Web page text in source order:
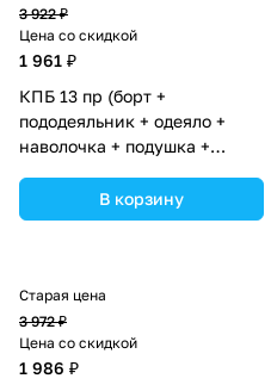
3 922 ₽
Цена со скидкой
1 961 ₽
КПБ 13 пр (борт +
пододеяльник + одеяло +
наволочка + подушка +
(№1148-4-1бб) цвета в
ассортименте.
В корзину
Старая цена
3 972 ₽
Цена со скидкой
1 986 ₽